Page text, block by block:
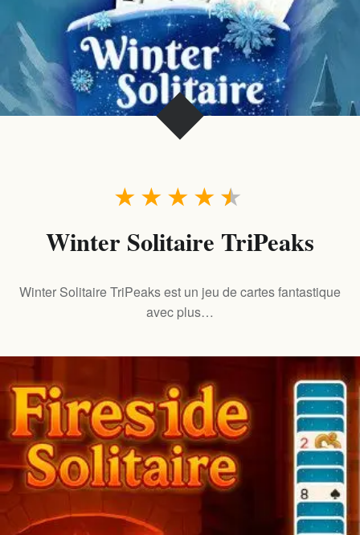
★
★
★
★
★
Winter Solitaire TriPeaks
Winter Solitaire TriPeaks est un jeu de cartes fantastique
avec plus…